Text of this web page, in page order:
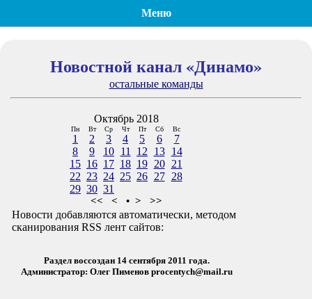
Меню
Новостной канал «Динамо»
остальные команды
Октябрь 2018
Пн Вт Ср Чт Пт Сб Вс
1 2 3 4 5 6
7
8
9 10 11 12 13
14
15 16 17 18 19 20
21
22 23 24 25 26 27
28
29 30 31
<< < • > >>
Новости добавляются автоматически, методом
сканирования RSS лент сайтов:
Раздел воссоздан 14 сентября 2011 года.
Администратор: Олег Пименов procentych@mail.ru